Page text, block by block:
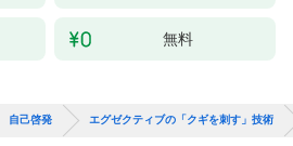
無料
自己啓発 エグゼクティブの「クギを刺す」技術